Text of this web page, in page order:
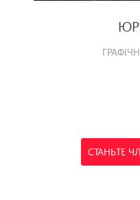
СТАНЬТЕ